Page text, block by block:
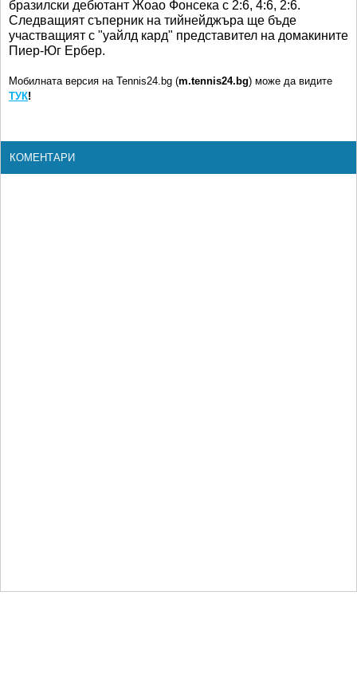
бразилски дебютант Жоао Фонсека с 2:6, 4:6, 2:6.
Следващият съперник на тийнейджъра ще бъде
участващият с "уайлд кард" представител на домакините
Пиер-Юг Ербер.
Мобилната версия на Tennis24.bg (m.tennis24.bg) може да видите
ТУК!
КОМЕНТАРИ